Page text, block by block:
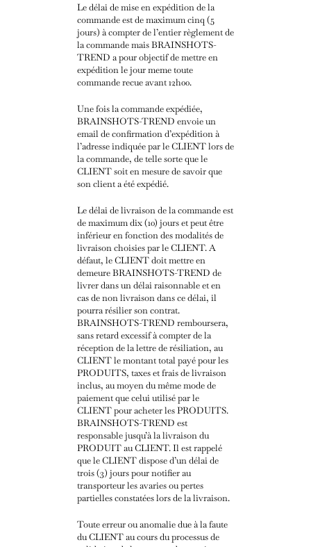
Le délai de mise en expédition de la
commande est de maximum cinq (5
jours) à compter de l’entier règlement de
la commande mais BRAINSHOTS-
TREND a pour objectif de mettre en
expédition le jour meme toute
commande recue avant 12h00.
Une fois la commande expédiée,
BRAINSHOTS-TREND envoie un
email de confirmation d’expédition à
l’adresse indiquée par le CLIENT lors de
la commande, de telle sorte que le
CLIENT soit en mesure de savoir que
son client a été expédié.
Le délai de livraison de la commande est
de maximum dix (10) jours et peut être
inférieur en fonction des modalités de
livraison choisies par le CLIENT. A
défaut, le CLIENT doit mettre en
demeure BRAINSHOTS-TREND de
livrer dans un délai raisonnable et en
cas de non livraison dans ce délai, il
pourra résilier son contrat.
BRAINSHOTS-TREND remboursera,
sans retard excessif à compter de la
réception de la lettre de résiliation, au
CLIENT le montant total payé pour les
PRODUITS, taxes et frais de livraison
inclus, au moyen du même mode de
paiement que celui utilisé par le
CLIENT pour acheter les PRODUITS.
BRAINSHOTS-TREND est
responsable jusqu’à la livraison du
PRODUIT au CLIENT. Il est rappelé
que le CLIENT dispose d’un délai de
trois (3) jours pour notifier au
transporteur les avaries ou pertes
partielles constatées lors de la livraison.
Toute erreur ou anomalie due à la faute
du CLIENT au cours du processus de